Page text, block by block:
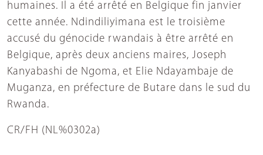
humaines. Il a été arrêté en Belgique fin janvier
cette année. Ndindiliyimana est le troisième
accusé du génocide rwandais à être arrêté en
Belgique, après deux anciens maires, Joseph
Kanyabashi de Ngoma, et Elie Ndayambaje de
Muganza, en préfecture de Butare dans le sud du
Rwanda.
CR/FH (NL%0302a)